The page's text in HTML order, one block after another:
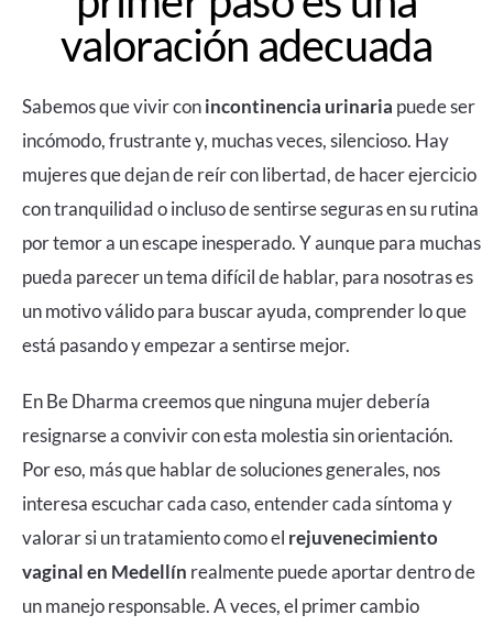
valoración adecuada
Sabemos que vivir conincontinencia urinaria puede ser
incómodo, frustrante y, muchas veces, silencioso. Hay
mujeres que dejan de reír con libertad, de hacer ejercicio
con tranquilidad o incluso de sentirse seguras en su rutina
por temor a un escape inesperado. Y aunque para muchas
pueda parecer un tema difícil de hablar, para nosotras es
un motivo válido para buscar ayuda, comprender lo que
está pasando y empezar a sentirse mejor.
En Be Dharma creemos que ninguna mujer debería
resignarse a convivir con esta molestia sin orientación.
Por eso, más que hablar de soluciones generales, nos
interesa escuchar cada caso, entender cada síntoma y
valorar si un tratamiento como el rejuvenecimiento
vaginal en Medellín realmente puede aportar dentro de
un manejo responsable. A veces, el primer cambio